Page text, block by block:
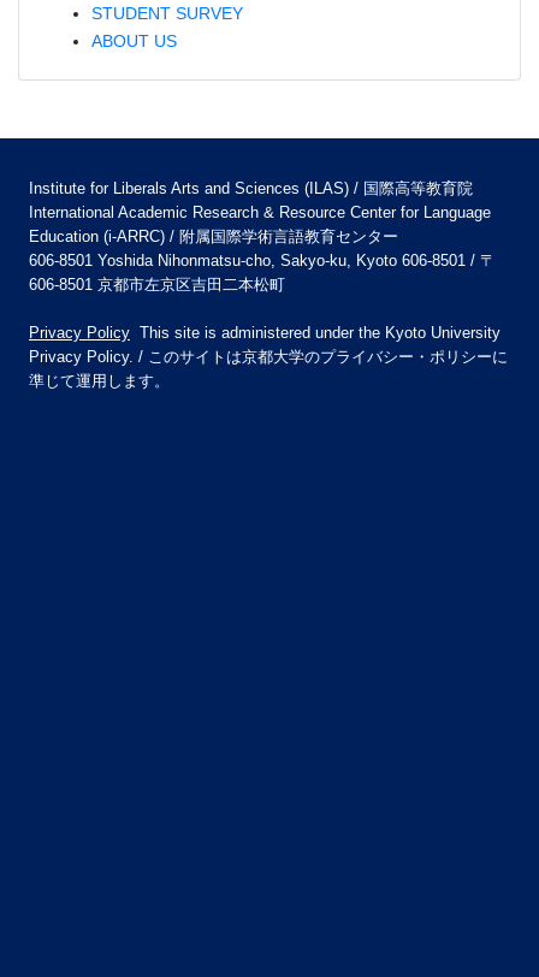
STUDENT SURVEY
ABOUT US
Institute for Liberals Arts and Sciences (ILAS) / 国際高等教育院
International Academic Research & Resource Center for Language
Education (i-ARRC) / 附属国際学術言語教育センター
606-8501 Yoshida Nihonmatsu-cho, Sakyo-ku, Kyoto 606-8501 / 〒
606-8501 京都市左京区吉田二本松町
Privacy Policy This site is administered under the Kyoto University
Privacy Policy. / このサイトは京都大学のプライバシー・ポリシーに
準じて運用します。